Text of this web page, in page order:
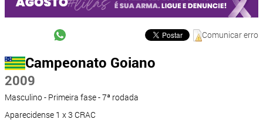
Comunicar erro
Campeonato Goiano
2009
Masculino - Primeira fase - 7ª rodada
Aparecidense 1 x 3 CRAC